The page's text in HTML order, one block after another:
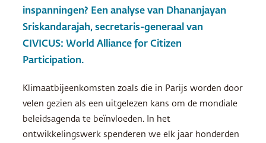
inspanningen? Een analyse van Dhananjayan
Sriskandarajah, secretaris-generaal van
CIVICUS: World Alliance for Citizen
Participation.
Klimaatbijeenkomsten zoals die in Parijs worden door
velen gezien als een uitgelezen kans om de mondiale
beleidsagenda te beïnvloeden. In het
ontwikkelingswerk spenderen we elk jaar honderden